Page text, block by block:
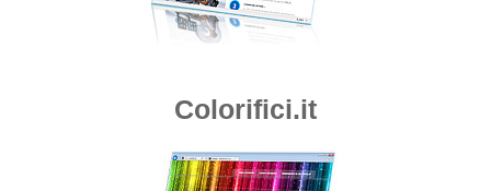
Colorifici.it